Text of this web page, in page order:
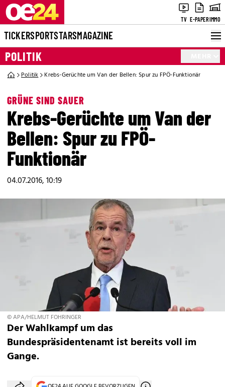
TV E-PAPERIMMO
TICKERSPORTSTARSMAGAZINE
POLITIK
Politik Krebs-Gerüchte um Van der Bellen: Spur zu FPÖ-Funktionär
GRÜNE SIND SAUER
Krebs-Gerüchte um Van der
Bellen: Spur zu FPÖ-
Funktionär
04.07.2016, 10:19
© APA/HELMUT FOHRINGER
Der Wahlkampf um das
Bundespräsidentenamt ist bereits voll im
Gange.